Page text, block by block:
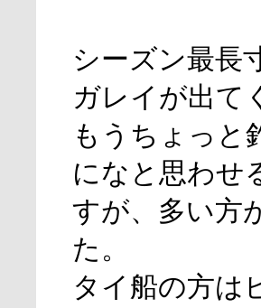
シーズン最長
ガレイが出て
もうちょっと
になと思わせ
すが、多い方
た。
タイ船の方は